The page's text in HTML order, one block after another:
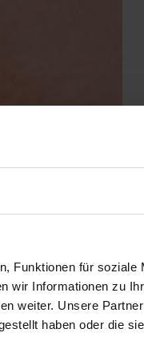
Funktionen für soziale
wir Informationen zu
weiter. Unsere
haben oder die
Apotheke,
unterstützen.
Stift. Sie